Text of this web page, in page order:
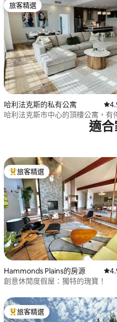
中獲得 4.91 的平均評分（滿分 5 分
旅客精選
旅客精選
哈利法克斯的私有公寓 從
哈利法克斯市中心的頂樓公寓，有
適
獲得 4.98 的平均評分（滿分 5 分
旅客精選榜首
旅客精選
Hammonds Plains的房源 從
創意休閒度假屋：獨特的瑰寶！
旅客精選榜首
旅客精選